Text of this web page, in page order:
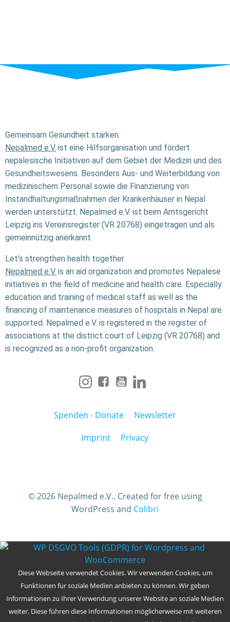
Gemeinsam Gesundheit stärken.
Nepalmed e.V. ist eine Hilfsorganisation und fördert
nepalesische Initiativen auf dem Gebiet der Medizin und des
Gesundheitswesens. Besonders Aus- und Weiterbildung von
medizinischem Personal sowie die Finanzierung von
Instandhaltungsmaßnahmen der Krankenhäuser in Nepal
werden unterstützt. Nepalmed e.V. ist beim Amtsgericht
Leipzig ins Vereinsregister (VR 20768) eingetragen und als
gemeinnützig anerkannt.
Let's strengthen health together.
Nepalmed e.V. is an aid organization and promotes Nepalese
initiatives in the field of medicine and health care. Especially
education and training of medical staff as well as the
financing of maintenance measures of hospitals in Nepal are
supported. Nepalmed e.V. is registered in the register of
associations at the district court of Leipzig (VR 20768) and
is recognized as a non-profit organization.
Spenden - Donate
Newsletter
Imprint
Privacy
© 2026 Nepalmed e.V.. Created for free using
WordPress and Colibri
Diese Webseite verwendet Cookies. Wir verwenden Cookies, um
Funktionen für soziale Medien anbieten zu können. Wir geben
Informationen zu Ihrer Verwendung unserer Website an soziale Medien
weiter. Diese führen diese Informationen möglicherweise mit weiteren